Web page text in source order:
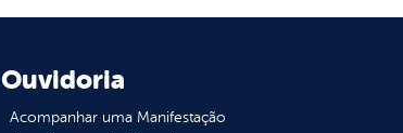
Ouvidoria
Acompanhar uma Manifestação